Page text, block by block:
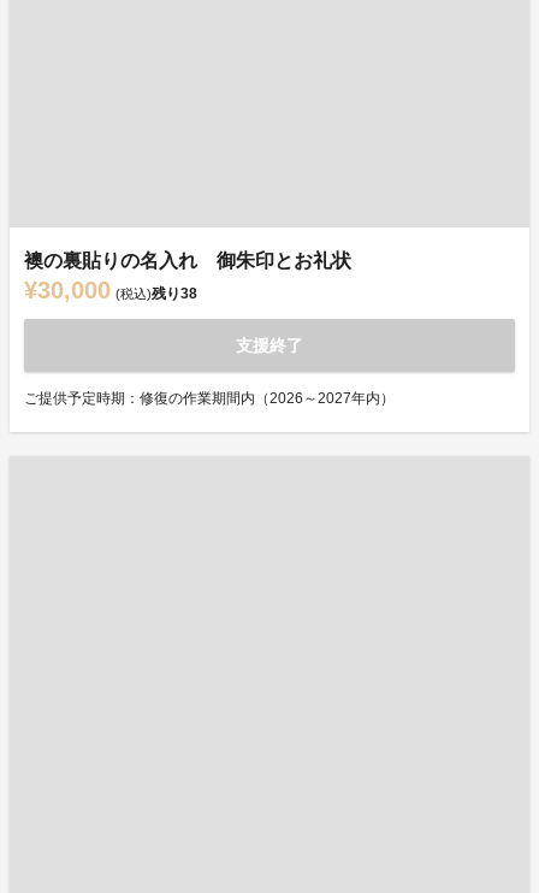
襖の裏貼りの名入れ 御朱印とお礼状
¥30,000 (税込)残り38
支援終了
ご提供予定時期：修復の作業期間内（2026～2027年内）